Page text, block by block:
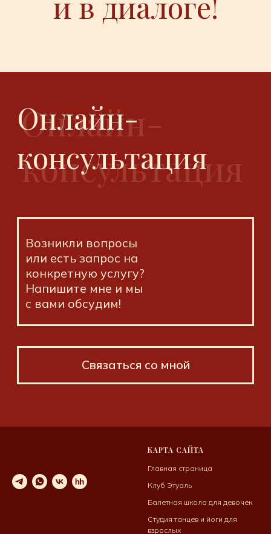
КАРТА САЙТА
Главная страница
Клуб Этуаль
Балетная школа для девочек
Студия танцев и йоги для
взрослых